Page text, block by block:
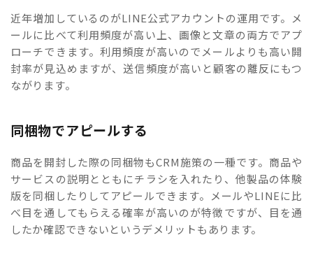
近年増加しているのがLINE公式アカウントの運用です。メ
ールに比べて利用頻度が高い上、画像と文章の両方でアプ
ローチできます。利用頻度が高いのでメールよりも高い開
封率が見込めますが、送信頻度が高いと顧客の離反にもつ
ながります。
同梱物でアピールする
商品を開封した際の同梱物もCRM施策の一種です。商品や
サービスの説明とともにチラシを入れたり、他製品の体験
版を同梱したりしてアピールできます。メールやLINEに比
べ目を通してもらえる確率が高いのが特徴ですが、目を通
したか確認できないというデメリットもあります。